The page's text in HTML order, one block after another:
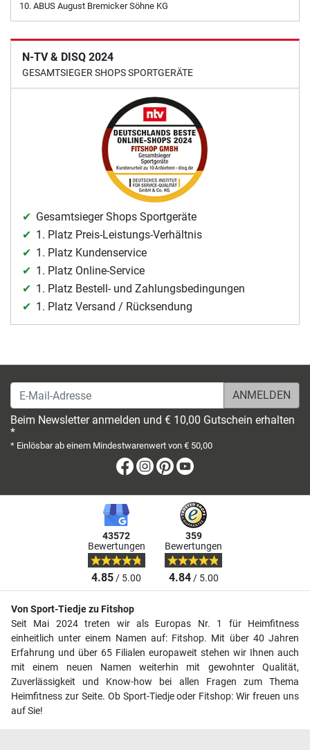
ABUS August Bremicker Söhne KG
N-TV & DISQ 2024
GESAMTSIEGER SHOPS SPORTGERÄTE
Gesamtsieger Shops Sportgeräte
1. Platz Preis-Leistungs-Verhältnis
1. Platz Kundenservice
1. Platz Online-Service
1. Platz Bestell- und Zahlungsbedingungen
1. Platz Versand / Rücksendung
E-Mail-Adresse
Beim Newsletter anmelden und € 10,00 Gutschein erhalten
*
* Einlösbar ab einem Mindestwarenwert von € 50,00
Facebook
Instagram
Pinterest
43572
Bewertungen
4.85/ 5.00
359
Bewertungen
4.84/ 5.00
Von Sport-Tiedje zu Fitshop
Seit Mai 2024 treten wir als Europas Nr. 1 für Heimfitness
einheitlich unter einem Namen auf: Fitshop. Mit über 40 Jahren
Erfahrung und über 65 Filialen europaweit stehen wir Ihnen auch
mit einem neuen Namen weiterhin mit gewohnter Qualität,
Zuverlässigkeit und Know-how bei allen Fragen zum Thema
Heimfitness zur Seite. Ob Sport-Tiedje oder Fitshop: Wir freuen uns
auf Sie!